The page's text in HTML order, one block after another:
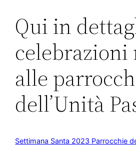
Qui in
celebrazioni
alle
dell’Unità
Settimana Santa 2023 Parrocchie